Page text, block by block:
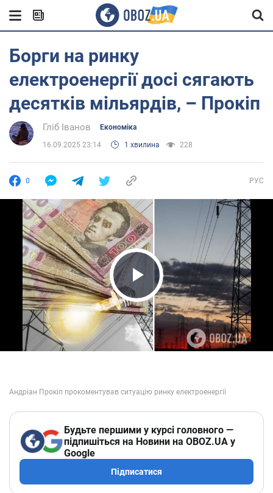
Борги на ринку
електроенергії досі сягають
десятків мільярдів, – Прокіп
Гліб Іванов Економіка
16.09.2025 23:14 1 хвилина 228
0 РУС
Play Video
Будьте першими у курсі головного —
підпишіться на Новини на OBOZ.UA у
Google
Підписатися